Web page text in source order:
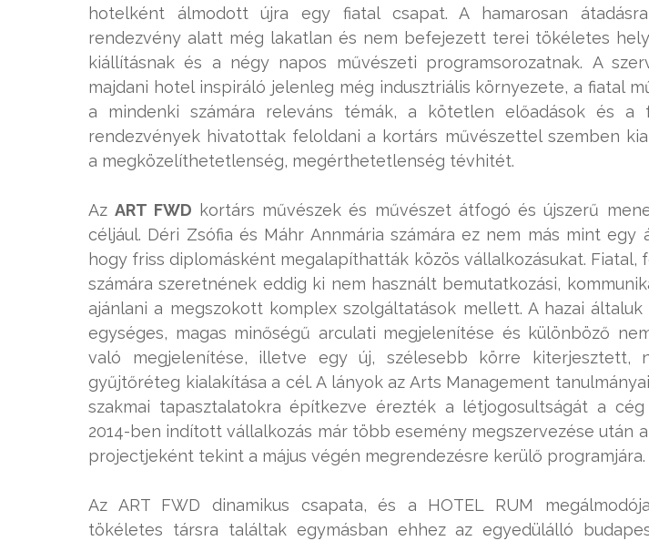
hotelként álmodott újra egy fiatal csapat. A hamarosan
rendezvény alatt még lakatlan és nem befejezett terei tökéletes
kiállításnak és a négy napos művészeti programsorozatnak. A
majdani hotel inspiráló jelenleg még indusztriális környezete, a fiatal
a mindenki számára releváns témák, a kötetlen előadások és a
rendezvények hivatottak feloldani a kortárs művészettel szemben
a megközelíthetetlenség, megérthetetlenség tévhitét.
AzART FWD kortárs művészek és művészet átfogó és újszerű
céljául. Déri Zsófia és Máhr Annmária számára ez nem más mint egy
hogy friss diplomásként megalapíthatták közös vállalkozásukat. Fiatal,
számára szeretnének eddig ki nem használt bemutatkozási,
ajánlani a megszokott komplex szolgáltatások mellett. A hazai
egységes, magas minőségű arculati megjelenítése és különböző
való megjelenítése, illetve egy új, szélesebb körre kiterjesztett,
gyűjtőréteg kialakítása a cél. A lányok az Arts Management
szakmai tapasztalatokra építkezve érezték a létjogosultságát a cég
2014-ben indított vállalkozás már több esemény megszervezése után
projectjeként tekint a május végén megrendezésre kerülő programjára.
Az ART FWD dinamikus csapata, és a HOTEL RUM
tökéletes társra találtak egymásban ehhez az egyedülálló